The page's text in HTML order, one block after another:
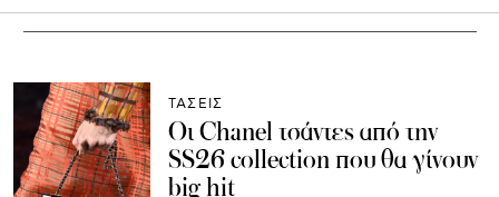
ΤΑΣΕΙΣ
Οι Chanel τσάντες από την
SS26 collection που θα γίνουν
big hit